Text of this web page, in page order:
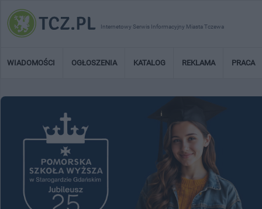
Internetowy Serwis Informacyjny Miasta Tczewa
WIADOMOŚCI OGŁOSZENIA KATALOG REKLAMA PRACA